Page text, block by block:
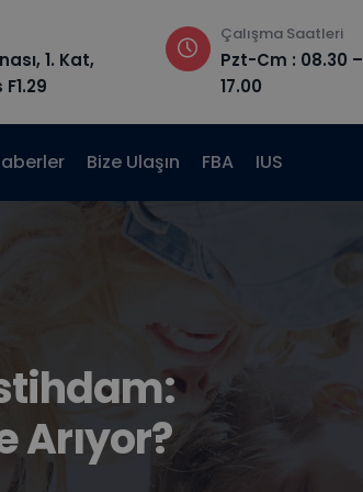
1. Kat,
Çalışma Saatleri
Pzt-Cm : 08.30 –
17.00
Bize Ulaşın FBA IUS
Arıyor?